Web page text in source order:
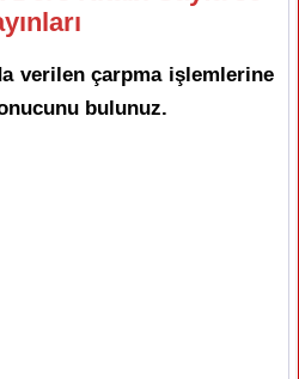
verilen çarpma işlemlerine
bulunuz.